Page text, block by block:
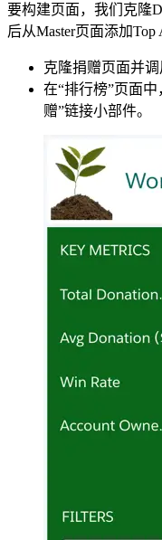
要构建页面，我们克隆
后从Master页面添加Top
克隆捐赠页面并调
在“排行榜”页面
赠”链接小部件。